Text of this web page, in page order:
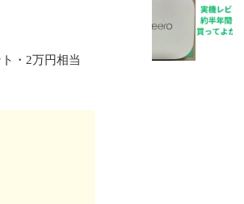
・2万円相当